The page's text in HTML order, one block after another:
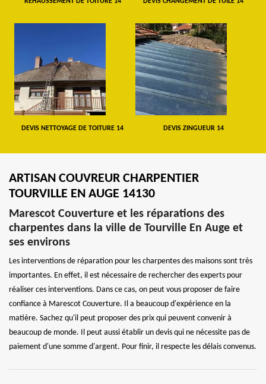
DEVIS NETTOYAGE DE TOITURE 14 DEVIS ZINGUEUR 14
ARTISAN COUVREUR CHARPENTIER
TOURVILLE EN AUGE 14130
Marescot Couverture et les réparations des
charpentes dans la ville de Tourville En Auge et
ses environs
Les interventions de réparation pour les charpentes des maisons sont très
importantes. En effet, il est nécessaire de rechercher des experts pour
réaliser ces interventions. Dans ce cas, on peut vous proposer de faire
confiance à Marescot Couverture. Il a beaucoup d'expérience en la
matière. Sachez qu'il peut proposer des prix qui peuvent convenir à
beaucoup de monde. Il peut aussi établir un devis qui ne nécessite pas de
paiement d'une somme d'argent. Pour finir, il respecte les délais convenus.